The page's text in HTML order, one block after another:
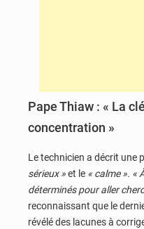
Pape Thiaw : « La
concentration »
Le technicien a décrit une
sérieux »et le « calme ». «
déterminés pour aller
reconnaissant que le
révélé des lacunes à